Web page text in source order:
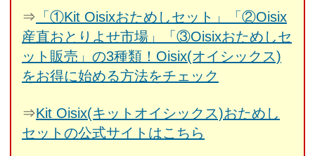
⇒ 「①Kit Oisixおためしセット」「②Oisix
産直おとりよせ市場」「③Oisixおためしセ
ット販売」の3種類！Oisix(オイシックス)
をお得に始める方法をチェック
⇒Kit Oisix(キットオイシックス)おためし
セットの公式サイトはこちら